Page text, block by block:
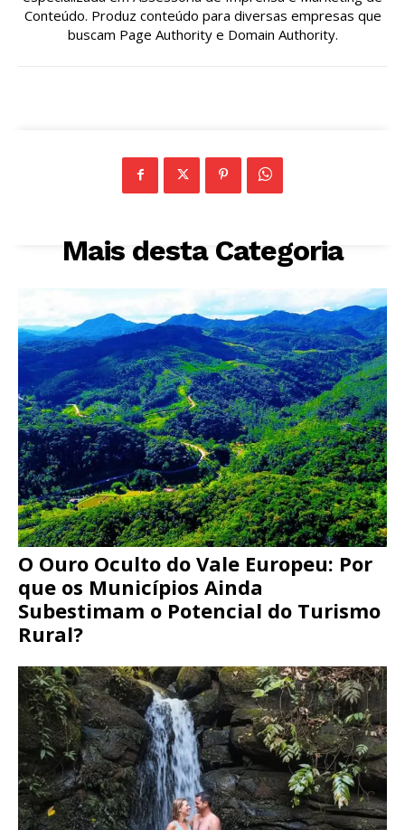
Conteúdo. Produz conteúdo para diversas empresas que
buscam Page Authority e Domain Authority.
Mais desta Categoria
O Ouro Oculto do Vale Europeu: Por
que os Municípios Ainda
Subestimam o Potencial do Turismo
Rural?